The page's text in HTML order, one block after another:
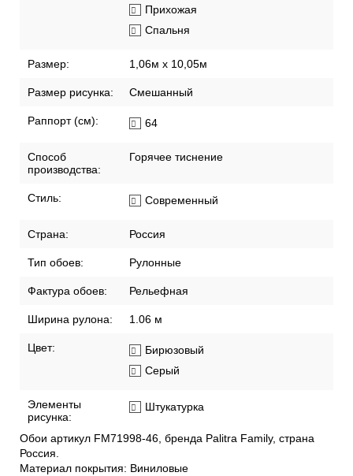
Прихожая
Спальня
Размер: 1,06м х 10,05м
Размер рисунка: Смешанный
Раппорт (см): 64
Способ
производства:
Горячее тиснение
Стиль: Современный
Страна: Россия
Тип обоев: Рулонные
Фактура обоев: Рельефная
Ширина рулона: 1.06 м
Цвет:
Бирюзовый
Серый
Элементы
рисунка:
Штукатурка
Обои артикул FM71998-46, бренда Palitra Family, страна
Россия.
Материал покрытия: Виниловые